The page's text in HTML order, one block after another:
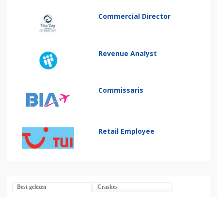
Commercial Director
Revenue Analyst
Commissaris
Retail Employee
Best gelezen Crashes